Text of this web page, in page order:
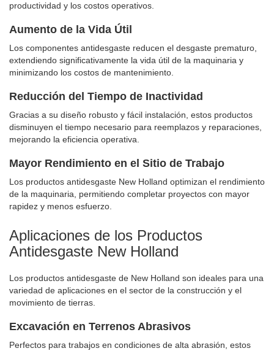
productividad y los costos operativos.
Aumento de la Vida Útil
Los componentes antidesgaste reducen el desgaste prematuro,
extendiendo significativamente la vida útil de la maquinaria y
minimizando los costos de mantenimiento.
Reducción del Tiempo de Inactividad
Gracias a su diseño robusto y fácil instalación, estos productos
disminuyen el tiempo necesario para reemplazos y reparaciones,
mejorando la eficiencia operativa.
Mayor Rendimiento en el Sitio de Trabajo
Los productos antidesgaste New Holland optimizan el rendimiento
de la maquinaria, permitiendo completar proyectos con mayor
rapidez y menos esfuerzo.
Aplicaciones de los Productos
Antidesgaste New Holland
Los productos antidesgaste de New Holland son ideales para una
variedad de aplicaciones en el sector de la construcción y el
movimiento de tierras.
Excavación en Terrenos Abrasivos
Perfectos para trabajos en condiciones de alta abrasión, estos